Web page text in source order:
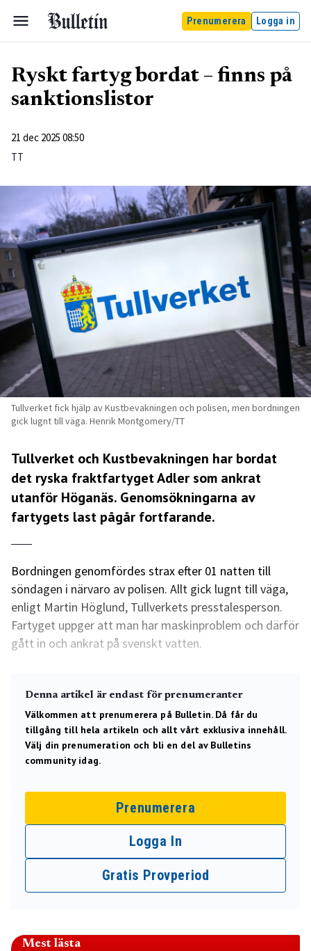
Prenumerera Logga in
Ryskt fartyg bordat – finns på
sanktionslistor
21 dec 2025 08:50
TT
Tullverket fick hjälp av Kustbevakningen och polisen, men bordningen
gick lugnt till väga. Henrik Montgomery/TT
Tullverket och Kustbevakningen har bordat
det ryska fraktfartyget Adler som ankrat
utanför Höganäs. Genomsökningarna av
fartygets last pågår fortfarande.
Bordningen genomfördes strax efter 01 natten till
söndagen i närvaro av polisen. Allt gick lugnt till väga,
enligt Martin Höglund, Tullverkets presstalesperson.
Fartyget uppger att man har maskinproblem och därför
gått in och ankrat på svenskt vatten.
Denna artikel är endast för prenumeranter
Välkommen att prenumerera på Bulletin. Då får du
tillgång till hela artikeln och allt vårt exklusiva innehåll.
Välj din prenumeration och bli en del av Bulletins
community idag.
Prenumerera
Logga In
Gratis Provperiod
Mest lästa